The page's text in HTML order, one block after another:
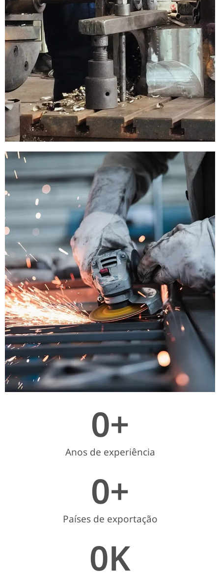
Anos de experiência
0+
Países de exportação
0+
0K